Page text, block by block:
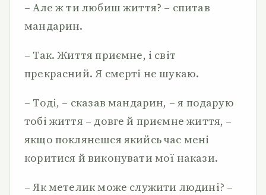
– Але ж ти любиш життя? – спитав
мандарин.
– Так. Життя приємне, і світ
прекрасний. Я смерті не шукаю.
– Тоді, – сказав мандарин, – я подарую
тобі життя – довге й приємне життя, –
якщо поклянешся якийсь час мені
коритися й виконувати мої накази.
– Як метелик може служити людині? –